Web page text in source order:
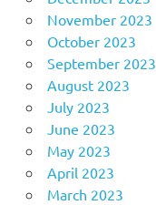
November 2023
October 2023
September 2023
August 2023
July 2023
June 2023
May 2023
April 2023
March 2023